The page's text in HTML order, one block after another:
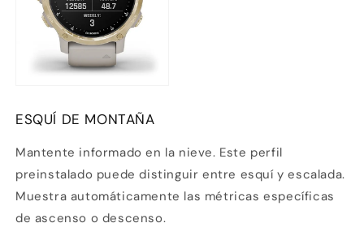
ESQUÍ DE MONTAÑA
Mantente informado en la nieve. Este perfil
preinstalado puede distinguir entre esquí y escalada.
Muestra automáticamente las métricas específicas
de ascenso o descenso.